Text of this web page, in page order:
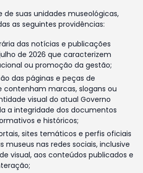
de suas unidades museológicas,
as seguintes providências:
das notícias e publicações
de 2026 que caracterizem
ou promoção da gestão;
das páginas e peças de
marcas, slogans ou
visual do atual Governo
a integridade dos documentos
e históricos;
sites temáticos e perfis oficiais
museus nas redes sociais, inclusive
visual, aos conteúdos publicados e